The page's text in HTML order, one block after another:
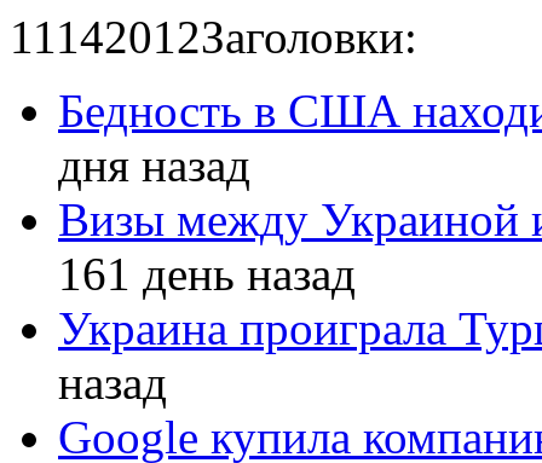
11142012Заголовки:
Бедность в США
дня назад
Визы между Украиной
161 день назад
Украина проиграла
назад
Google купила